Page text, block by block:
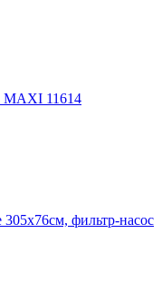
11614
фильтр-насос